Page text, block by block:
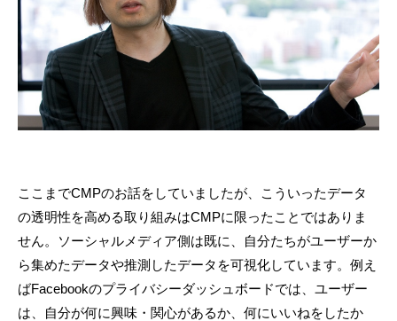
ここまでCMPのお話をしていましたが、こういったデータ
の透明性を高める取り組みはCMPに限ったことではありま
せん。ソーシャルメディア側は既に、自分たちがユーザーか
ら集めたデータや推測したデータを可視化しています。例え
ばFacebookのプライバシーダッシュボードでは、ユーザー
は、自分が何に興味・関心があるか、何にいいねをしたか